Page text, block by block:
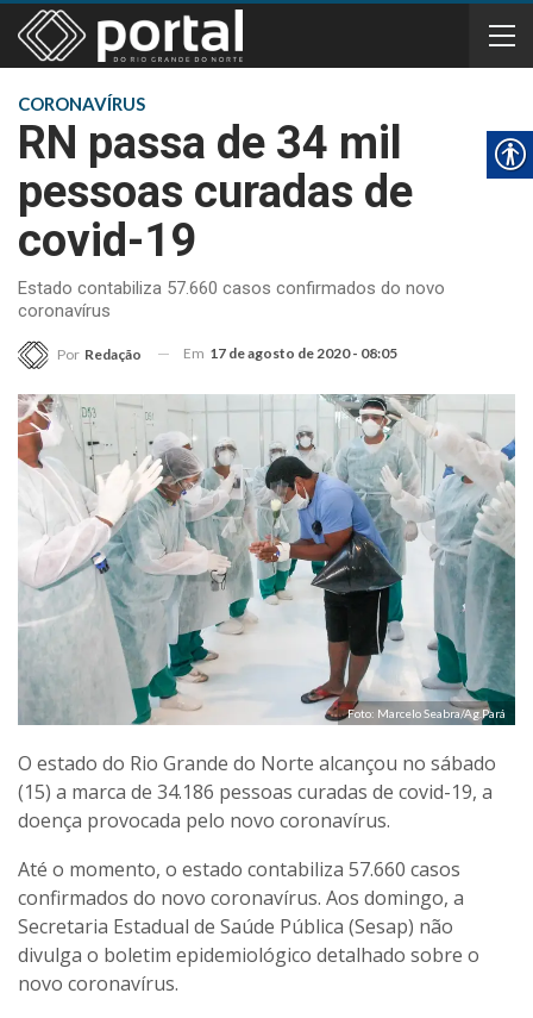
CORONAVÍRUS
RN passa de 34 mil
pessoas curadas de
covid-19
Estado contabiliza 57.660 casos confirmados do novo
coronavírus
Por Redação Em 17 de agosto de 2020 - 08:05
Foto: Marcelo Seabra/Ag.Pará
O estado do Rio Grande do Norte alcançou no sábado
(15) a marca de 34.186 pessoas curadas de covid-19, a
doença provocada pelo novo coronavírus.
Até o momento, o estado contabiliza 57.660 casos
confirmados do novo coronavírus. Aos domingo, a
Secretaria Estadual de Saúde Pública (Sesap) não
divulga o boletim epidemiológico detalhado sobre o
novo coronavírus.